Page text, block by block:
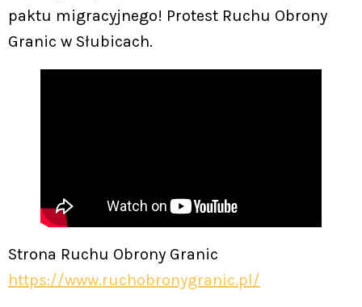
paktu migracyjnego! Protest Ruchu Obrony
Granic w Słubicach.
Strona Ruchu Obrony Granic
https://www.ruchobronygranic.pl/